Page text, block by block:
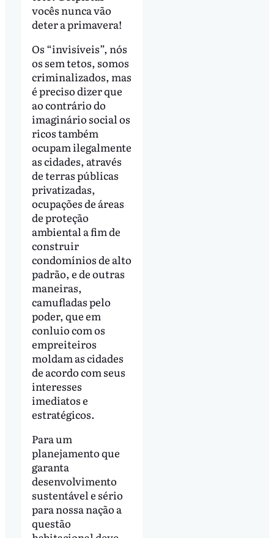
vocês nunca vão
deter a primavera!
Os “invisíveis”, nós
os sem tetos, somos
criminalizados, mas
é preciso dizer que
ao contrário do
imaginário social os
ricos também
ocupam ilegalmente
as cidades, através
de terras públicas
privatizadas,
ocupações de áreas
de proteção
ambiental a fim de
construir
condomínios de alto
padrão, e de outras
maneiras,
camufladas pelo
poder, que em
conluio com os
empreiteiros
moldam as cidades
de acordo com seus
interesses
imediatos e
estratégicos.
Para um
planejamento que
garanta
desenvolvimento
sustentável e sério
para nossa nação a
questão